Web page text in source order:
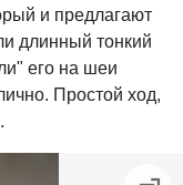
и предлагают
длинный тонкий
его на шеи
Простой ход,